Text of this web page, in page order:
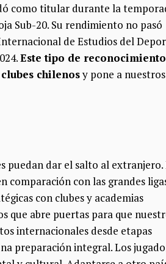
como titular durante la
Sub-20. Su rendimiento no pasó
de Estudios del
Este tipo de
chilenosy pone a nuestros
puedan dar el salto al extranjero.
comparación con las grandes
con clubes y academias
que abre puertas para que
internacionales desde etapas
preparación integral. Los